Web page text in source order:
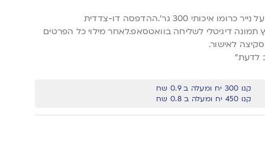
אנחנו מדפיסים את ההזמנות על נייר כרומו איכותי 300 גר’.ההדפסה דו-צדדית
תמונה דיגיטלי לשליחה בוואטסאפ.לאחר מילוי כל הפרטים
לאישור.
לדעת”
קנו 300 יח ומעלה ב 0.9 שח
קנו 450 יח ומעלה ב 0.8 שח